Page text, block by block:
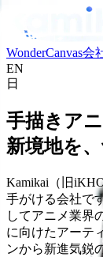
WonderCanvas会
EN
日
手描きア
新境地を、
Kamikai（旧
手がける会社で
してアニメ業界
に向けたアーテ
ンから新進気鋭